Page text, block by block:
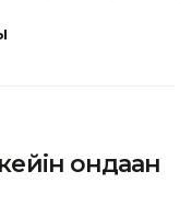
ондаған